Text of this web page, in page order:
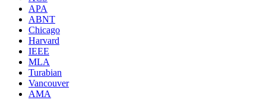
APA
ABNT
Chicago
Harvard
IEEE
MLA
Turabian
Vancouver
AMA